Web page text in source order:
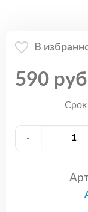
В
590
Срок
-